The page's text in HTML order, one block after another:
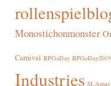
Monostichonmonster
Carnival RPGaDay RPGaDay2019
Industries SLAmas